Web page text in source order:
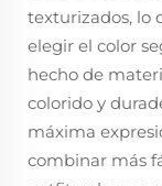
texturizados, lo
elegir el color
hecho de
colorido y
máxima
combinar más